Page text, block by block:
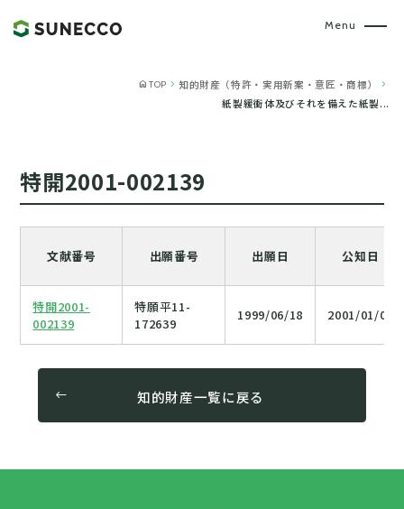
homeTOP chevron_right 知的財産（特許・実用新案・意匠・商標）
chevron_right
紙製緩衝体及びそれを備えた紙製...
特開2001-002139
文献番号 出願番号 出願日 公知日
特開2001-
002139
特願平11-
172639
1999/06/18 2001/01/09
知的財産一覧に戻る